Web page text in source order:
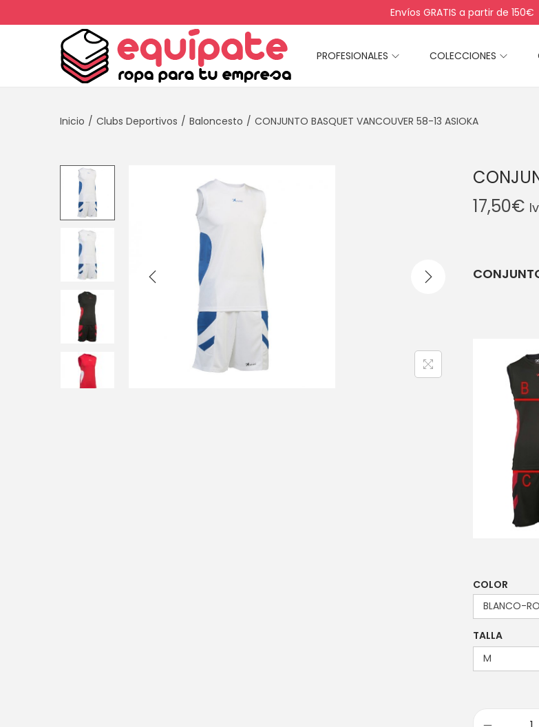
Envíos GRATIS a partir de 150€
PROFESIONALES COLECCIONES
Inicio / Clubs Deportivos / Baloncesto / CONJUNTO BASQUET VANCOUVER 58-13 ASIOKA
17,50€
COLOR
TALLA